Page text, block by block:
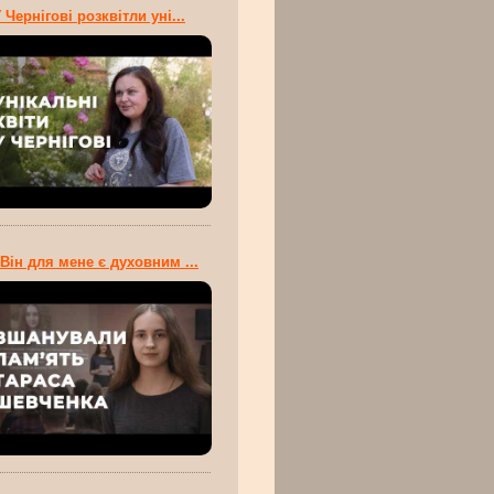
Чернігові розквітли уні...
для мене є духовним ...